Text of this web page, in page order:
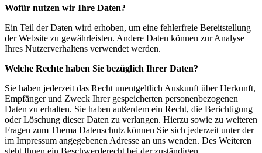
Wofür nutzen wir Ihre Daten?
Ein Teil der Daten wird erhoben, um eine fehlerfreie Bereitstellung
der Website zu gewährleisten. Andere Daten können zur Analyse
Ihres Nutzerverhaltens verwendet werden.
Welche Rechte haben Sie bezüglich Ihrer Daten?
Sie haben jederzeit das Recht unentgeltlich Auskunft über Herkunft,
Empfänger und Zweck Ihrer gespeicherten personenbezogenen
Daten zu erhalten. Sie haben außerdem ein Recht, die Berichtigung
oder Löschung dieser Daten zu verlangen. Hierzu sowie zu weiteren
Fragen zum Thema Datenschutz können Sie sich jederzeit unter der
im Impressum angegebenen Adresse an uns wenden. Des Weiteren
steht Ihnen ein Beschwerderecht bei der zuständigen